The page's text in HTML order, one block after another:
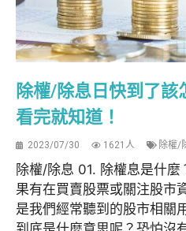
除權/除息日快到了
看完就知道！
2023/07/30 1621人 除權/
除權/除息 01. 除權息是什
果有在買賣股票或關注股市
是我們經常聽到的股市相關